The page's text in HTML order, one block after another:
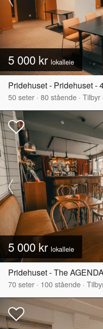
5 000 kr lokalleie
Pridehuset - Pridehuset -
50seter · 80stående · Tilbyr
5 000 kr lokalleie
Pridehuset - The
70seter · 100stående ·